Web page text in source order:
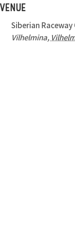
VENUE
Siberian
Vilhelmina,